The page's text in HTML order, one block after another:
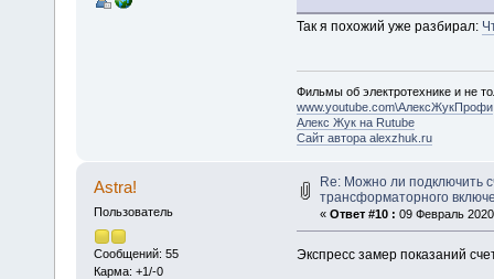
Так я похожий уже разбирал:
Фильмы об электротехнике и не
www.youtube.com\АлексЖукПрофи
Алекс Жук на Rutube
Сайт автора alexzhuk.ru
Astra!
Пользователь
Сообщений: 55
Карма: +1/-0
Re: Можно ли подключить
трансформаторного
« Ответ #10 : 09 Февраль
Экспресс замер показаний